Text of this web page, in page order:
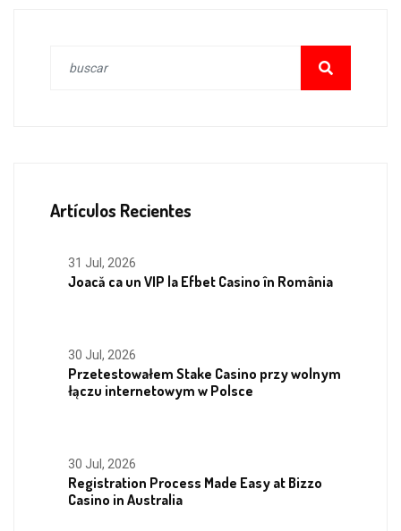
Artículos Recientes
31 Jul, 2026
Joacă ca un VIP la Efbet Casino în România
30 Jul, 2026
Przetestowałem Stake Casino przy wolnym
łączu internetowym w Polsce
30 Jul, 2026
Registration Process Made Easy at Bizzo
Casino in Australia